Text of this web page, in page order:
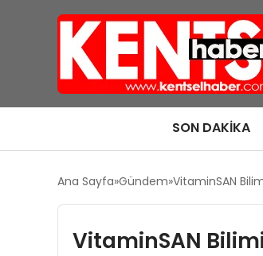
SON DAKIKA
Ana Sayfa Gündem VitaminSAN
VitaminSAN